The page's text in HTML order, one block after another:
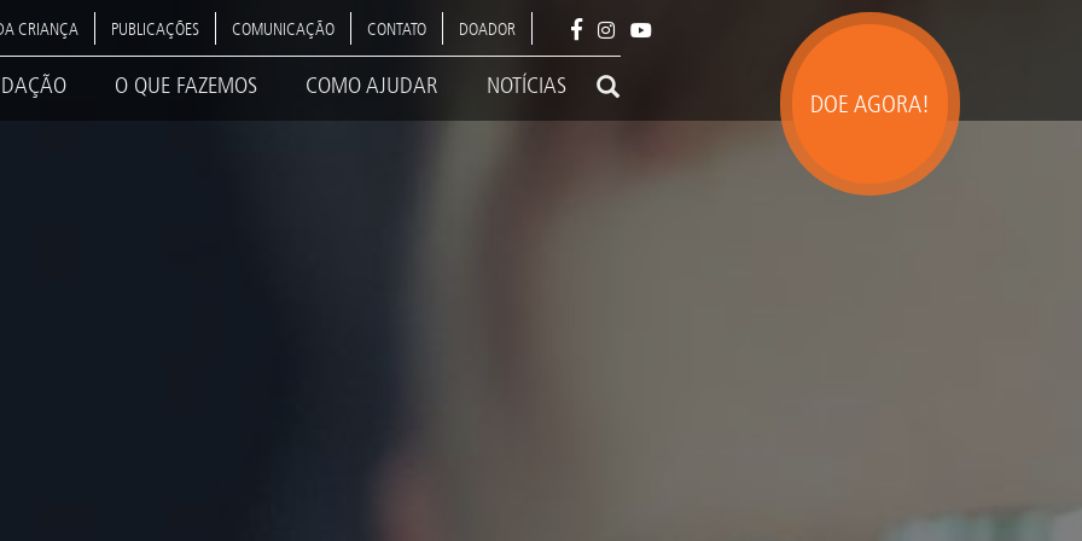
DOE AGORA!
CRIANÇA PUBLICAÇÕES COMUNICAÇÃO CONTATO DOADOR
O QUE FAZEMOS COMO AJUDAR NOTÍCIAS